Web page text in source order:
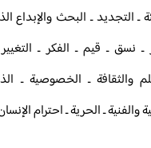
ـ التجديد ـ البحث والإبداع
ـ نسق ـ قيم ـ الفكر ـ
والثقافة ـ الخصوصية ـ
ـ الحرية ـ احترام